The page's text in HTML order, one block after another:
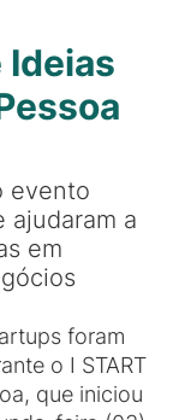
Ideias
evento
ajudaram a
em
foram
o I START
que iniciou